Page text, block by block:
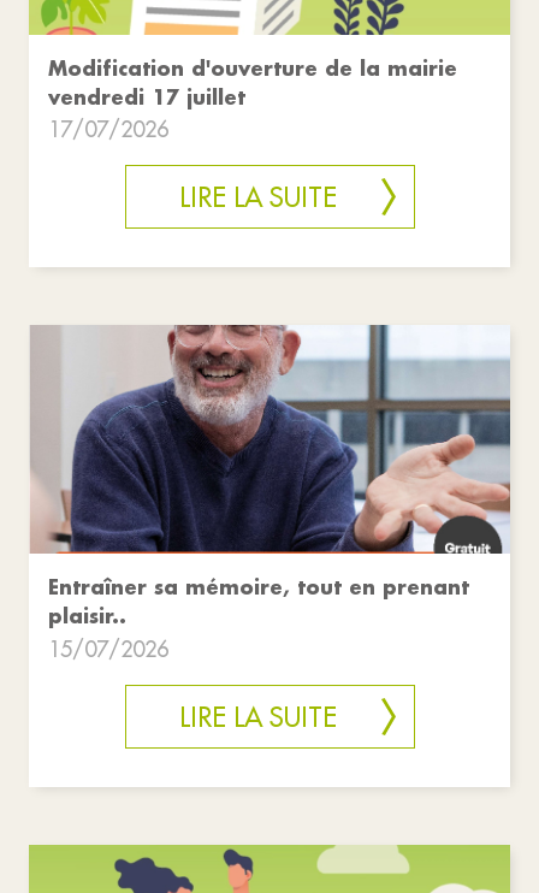
Modification d'ouverture de la mairie
vendredi 17 juillet
17/07/2026
LIRE LA SUITE
Entraîner sa mémoire, tout en prenant
plaisir..
15/07/2026
LIRE LA SUITE